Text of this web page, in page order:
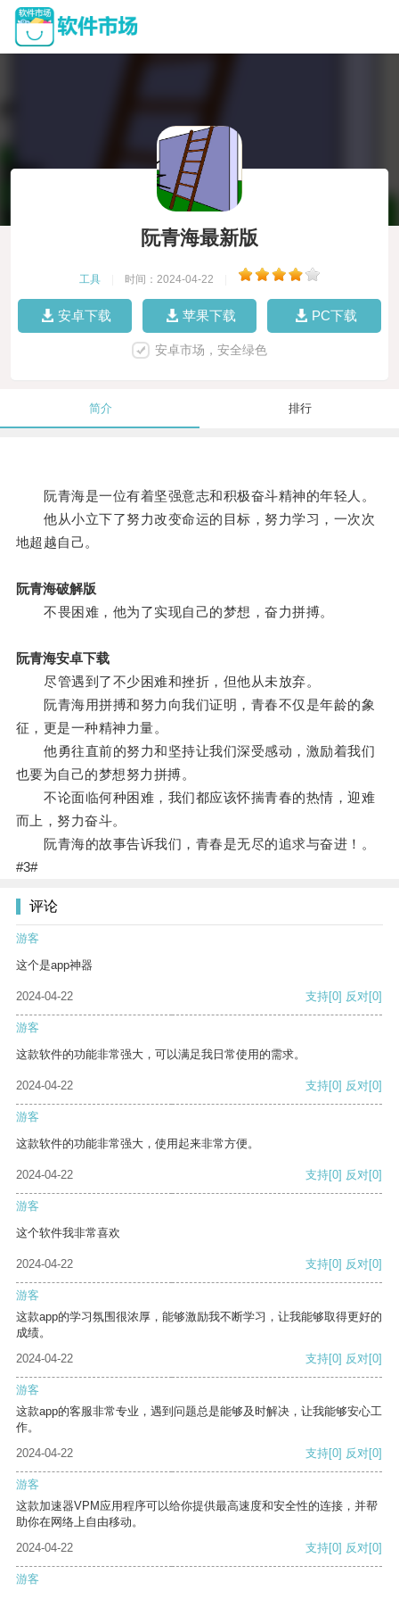
阮青海最新版
工具 时间：2024-04-22
安卓下载 苹果下载 PC下载
安卓市场，安全绿色
简介 排行
阮青海是一位有着坚强意志和积极奋斗精神的年轻人。
他从小立下了努力改变命运的目标，努力学习，一次次
地超越自己。
阮青海破解版
不畏困难，他为了实现自己的梦想，奋力拼搏。
阮青海安卓下载
尽管遇到了不少困难和挫折，但他从未放弃。
阮青海用拼搏和努力向我们证明，青春不仅是年龄的象
征，更是一种精神力量。
他勇往直前的努力和坚持让我们深受感动，激励着我们
也要为自己的梦想努力拼搏。
不论面临何种困难，我们都应该怀揣青春的热情，迎难
而上，努力奋斗。
阮青海的故事告诉我们，青春是无尽的追求与奋进！。
#3#
评论
游客
这个是app神器
2024-04-22 支持[0] 反对[0]
游客
这款软件的功能非常强大，可以满足我日常使用的需求。
2024-04-22 支持[0] 反对[0]
游客
这款软件的功能非常强大，使用起来非常方便。
2024-04-22 支持[0] 反对[0]
游客
这个软件我非常喜欢
2024-04-22 支持[0] 反对[0]
游客
这款app的学习氛围很浓厚，能够激励我不断学习，让我能够取得更好的
成绩。
2024-04-22
支持[0] 反对[0]
游客
这款app的客服非常专业，遇到问题总是能够及时解决，让我能够安心工
作。
2024-04-22
支持[0] 反对[0]
游客
这款加速器VPM应用程序可以给你提供最高速度和安全性的连接，并帮
助你在网络上自由移动。
2024-04-22
支持[0] 反对[0]
游客